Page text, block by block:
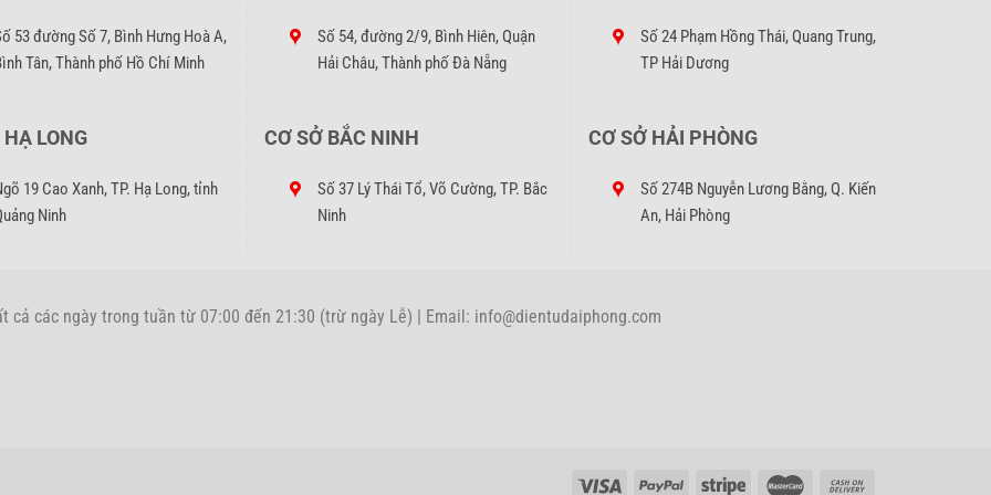
thoải mái và hiệu quả.
hòa
tự thực hiện hoặc nhờ đến sự hỗ trợ của thợ điện lạnh. Dưới đây là các
hoặc giá đỡ bằng bu lông và ốc vít.
hòa
53 đường Số 7, Bình Hưng Hoà A,
Tân, Thành phố Hồ Chí Minh
Số 54, đường 2/9, Bình Hiên, Quận
Hải Châu, Thành phố Đà Nẵng
Số 24 Phạm Hồng Thái, Quang Trung,
TP Hải Dương
HẠ LONG
19 Cao Xanh, TP. Hạ Long, tỉnh
Ninh
CƠ SỞ BẮC NINH
Số 37 Lý Thái Tổ, Võ Cường, TP. Bắc
Ninh
CƠ SỞ HẢI PHÒNG
Số 274B Nguyễn Lương Bằng, Q. Kiến
An, Hải Phòng
cả các ngày trong tuần từ 07:00 đến 21:30 (trừ ngày Lễ) | Email: info@dientudaiphong.com